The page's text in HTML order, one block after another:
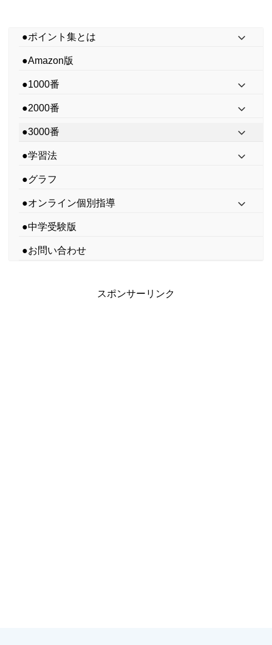
●ポイント集とは
●Amazon版
●1000番
●2000番
●3000番
●学習法
●グラフ
●オンライン個別指導
●中学受験版
●お問い合わせ
スポンサーリンク